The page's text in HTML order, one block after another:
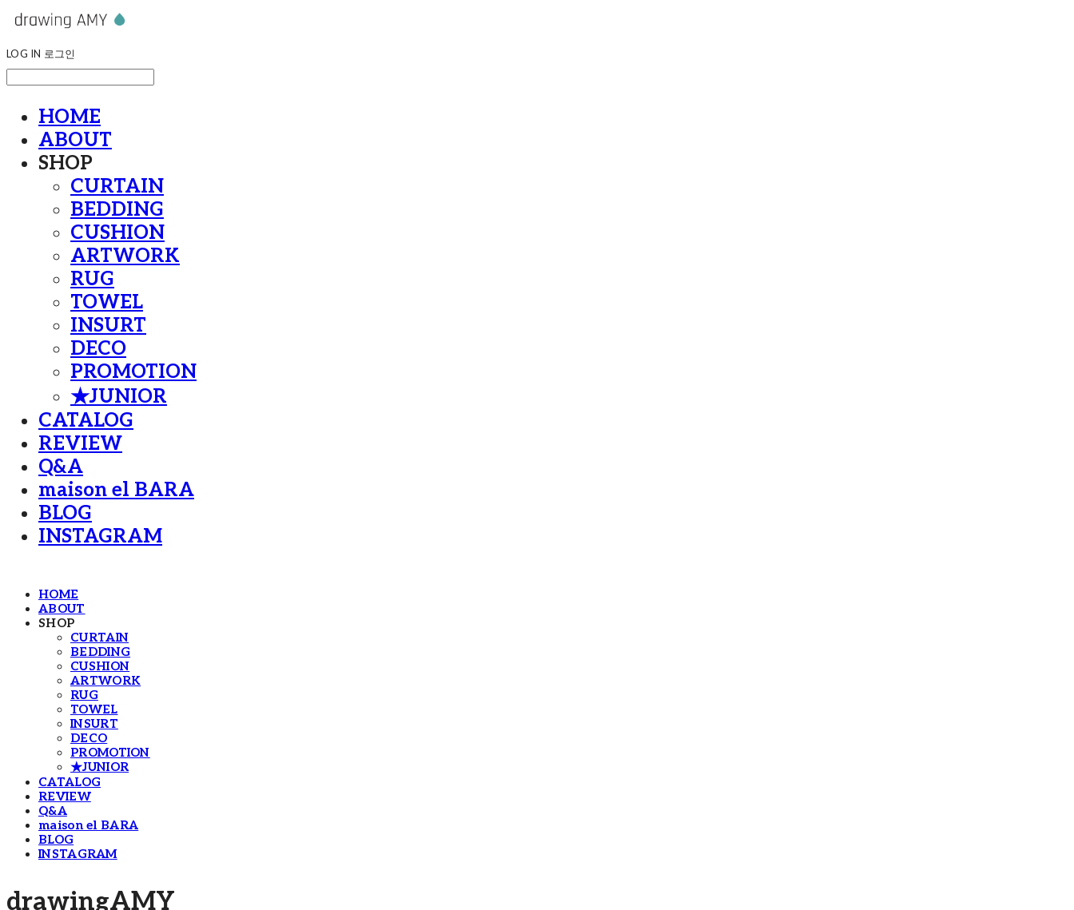
LOG IN 로그인
HOME
ABOUT
SHOP
CURTAIN
BEDDING
CUSHION
ARTWORK
RUG
TOWEL
INSURT
DECO
PROMOTION
★JUNIOR
CATALOG
REVIEW
Q&A
maison el BARA
BLOG
INSTAGRAM
HOME
ABOUT
SHOP
CURTAIN
BEDDING
CUSHION
ARTWORK
RUG
TOWEL
INSURT
DECO
PROMOTION
★JUNIOR
CATALOG
REVIEW
Q&A
maison el BARA
BLOG
INSTAGRAM
drawingAMY